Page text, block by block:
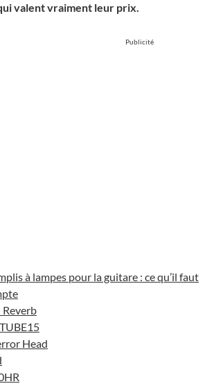
valent vraiment leur prix.
Publicité
à lampes pour la guitare : ce qu’il faut
Reverb
Head